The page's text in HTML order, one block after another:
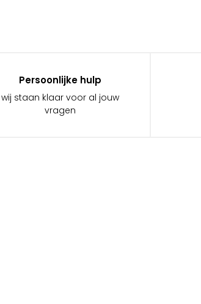
Persoonlijke hulp
wij staan klaar voor al jouw
vragen